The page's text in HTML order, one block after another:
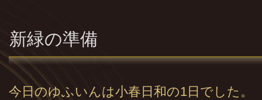
新緑の準備
今日のゆふいんは小春日和の1日でした。